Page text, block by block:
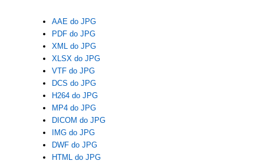
AAE do JPG
PDF do JPG
XML do JPG
XLSX do JPG
VTF do JPG
DCS do JPG
H264 do JPG
MP4 do JPG
DICOM do JPG
IMG do JPG
DWF do JPG
HTML do JPG